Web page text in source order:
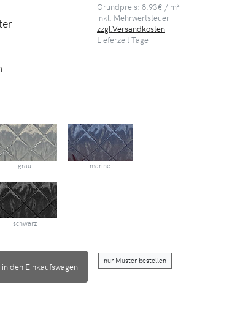
Grundpreis: 8.93€ / m²
inkl. Mehrwertsteuer
zzgl.Versandkosten
LieferzeitTage
grau marine
schwarz
in den Einkaufswagen
nur Muster bestellen